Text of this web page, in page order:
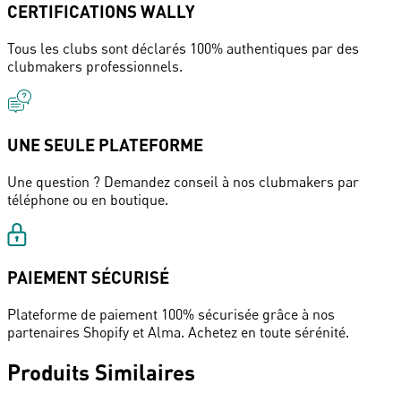
CERTIFICATIONS WALLY
Tous les clubs sont déclarés 100% authentiques par des
clubmakers professionnels.
UNE SEULE PLATEFORME
Une question ? Demandez conseil à nos clubmakers par
téléphone ou en boutique.
PAIEMENT SÉCURISÉ
Plateforme de paiement 100% sécurisée grâce à nos
partenaires Shopify et Alma. Achetez en toute sérénité.
Produits Similaires